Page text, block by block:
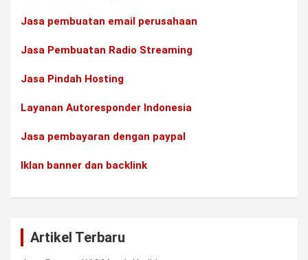
Jasa pembuatan email perusahaan
Jasa Pembuatan Radio Streaming
Jasa Pindah Hosting
Layanan Autoresponder Indonesia
Jasa pembayaran dengan paypal
Iklan banner dan backlink
Artikel Terbaru